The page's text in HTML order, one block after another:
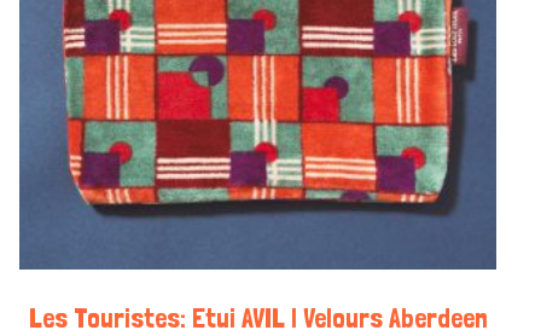
Les Touristes: Etui AVIL | Velours Aberdeen